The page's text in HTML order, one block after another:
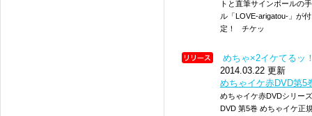
トと直筆サインボールの
ル「LOVE-arigatou-」が
定！ チケッ
めちゃ×2イケてるッ
2014.03.22 更新
めちゃイケ赤DVD第
めちゃイケ赤DVDシリー
DVD 第5巻 めちゃイケ正